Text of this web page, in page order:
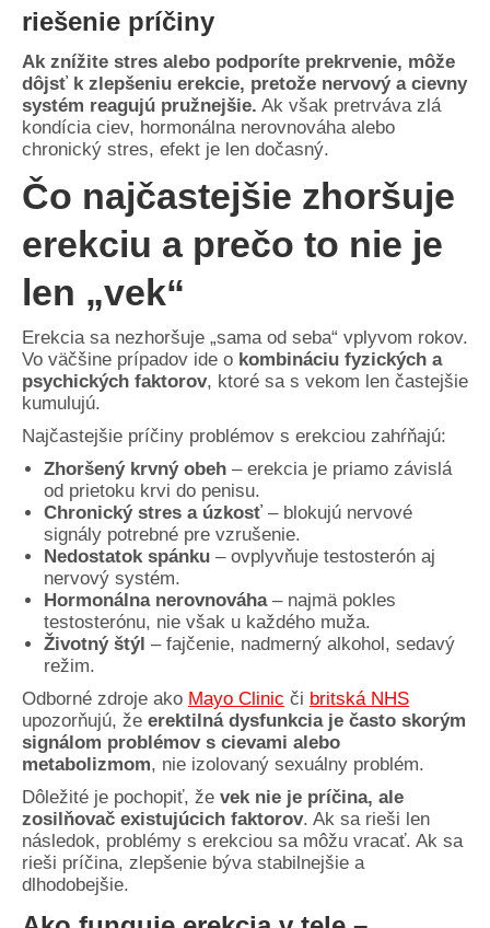
riešenie príčiny
Ak znížite stres alebo podporíte prekrvenie, môže
dôjsť k zlepšeniu erekcie, pretože nervový a cievny
systém reagujú pružnejšie. Ak však pretrváva zlá
kondícia ciev, hormonálna nerovnováha alebo
chronický stres, efekt je len dočasný.
Čo najčastejšie zhoršuje
erekciu a prečo to nie je
len „vek“
Erekcia sa nezhoršuje „sama od seba“ vplyvom rokov.
Vo väčšine prípadov ide o kombináciu fyzických a
psychických faktorov, ktoré sa s vekom len častejšie
kumulujú.
Najčastejšie príčiny problémov s erekciou zahŕňajú:
Zhoršený krvný obeh – erekcia je priamo závislá
od prietoku krvi do penisu.
Chronický stres a úzkosť– blokujú nervové
signály potrebné pre vzrušenie.
Nedostatok spánku – ovplyvňuje testosterón aj
nervový systém.
Hormonálna nerovnováha– najmä pokles
testosterónu, nie však u každého muža.
Životný štýl – fajčenie, nadmerný alkohol, sedavý
režim.
Odborné zdroje ako Mayo Clinic či britská NHS
upozorňujú, že erektilná dysfunkcia je často skorým
signálom problémov s cievami alebo
metabolizmom, nie izolovaný sexuálny problém.
Dôležité je pochopiť, že vek nie je príčina, ale
zosilňovač existujúcich faktorov. Ak sa rieši len
následok, problémy s erekciou sa môžu vracať. Ak sa
rieši príčina, zlepšenie býva stabilnejšie a
dlhodobejšie.